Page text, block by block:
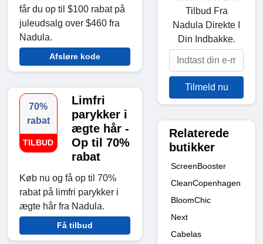
får du op til $100 rabat på
juleudsalg over $460 fra
Nadula.
Afsløre kode
70%
rabat
TILBUD
Limfri
parykker i
ægte hår -
Op til 70%
rabat
Køb nu og få op til 70%
rabat på limfri parykker i
ægte hår fra Nadula.
Få tilbud
Tilbud Fra
Nadula Direkte I
Din Indbakke.
Tilmeld nu
Relaterede
butikker
ScreenBooster
CleanCopenhagen
BloomChic
Next
Cabelas